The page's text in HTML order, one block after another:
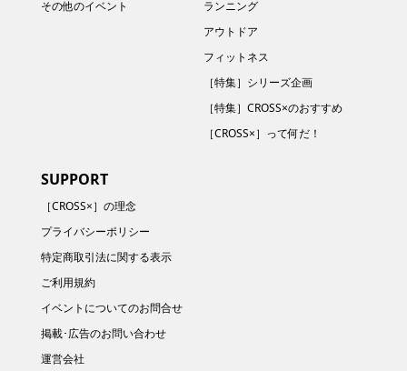
その他のイベント
ランニング
アウトドア
フィットネス
［特集］シリーズ企画
［特集］CROSS×のおすすめ
［CROSS×］って何だ！
SUPPORT
［CROSS×］の理念
プライバシーポリシー
特定商取引法に関する表示
ご利用規約
イベントについてのお問合せ
掲載･広告のお問い合わせ
運営会社